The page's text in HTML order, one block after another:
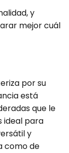
y
mejor cuál
por su
está
que le
ideal para
y
como de